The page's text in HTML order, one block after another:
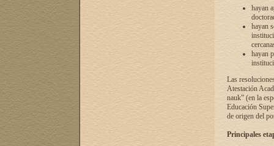
hayan
hayan
hayan
Las
Atestación
nauk” (en la
Educación
de origen del
Principales